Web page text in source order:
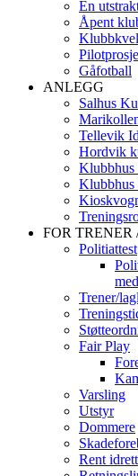
En
Åpent
Gåfotball
ANLEGG
Salhus
Tellevik
Hordvik
Klubbhus
FOR TRENER
Politiattest
Trener/
Fair Play
Varsling
Utstyr
Dommere
Rent